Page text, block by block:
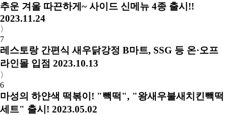
추운 겨울 따끈하게~ 사이드 신메뉴 4종 출시!!
2023.11.24
〉
7
레스토랑 간편식 새우닭강정 B마트, SSG 등 온·오프
라인몰 입점 2023.10.13
〉
6
마성의 하얀색 떡볶이! "빽떡", "왕새우불새치킨빽떡
세트" 출시! 2023.05.02